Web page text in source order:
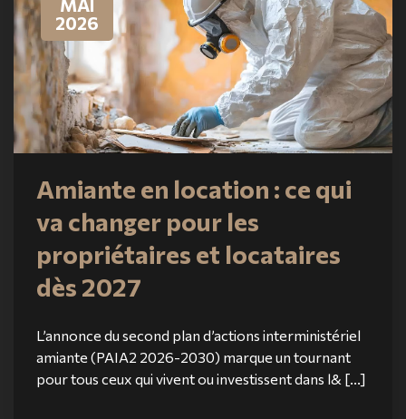
MAI
2026
Amiante en location : ce qui
va changer pour les
propriétaires et locataires
dès 2027
L’annonce du second plan d’actions interministériel
amiante (PAIA2 2026-2030) marque un tournant
pour tous ceux qui vivent ou investissent dans l& [...]